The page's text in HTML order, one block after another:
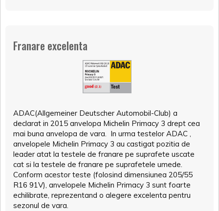
Franare excelenta
ADAC(Allgemeiner Deutscher Automobil-Club) a
declarat in 2015 anvelopa Michelin Primacy 3 drept cea
mai buna anvelopa de vara. In urma testelor ADAC ,
anvelopele Michelin Primacy 3 au castigat pozitia de
leader atat la testele de franare pe suprafete uscate
cat si la testele de franare pe suprafetele umede.
Conform acestor teste (folosind dimensiunea 205/55
R16 91V), anvelopele Michelin Primacy 3 sunt foarte
echilibrate, reprezentand o alegere excelenta pentru
sezonul de vara.